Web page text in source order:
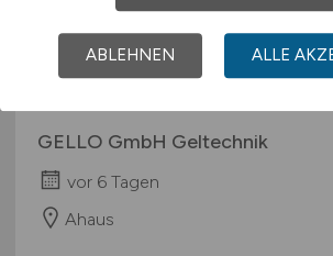
"Allrounder" (m/w/d)
GELLO GmbH Geltechnik
vor 6 Tagen
Ahaus
ABLEHNEN ALLE